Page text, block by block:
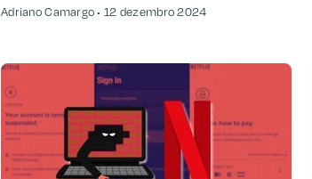
Adriano Camargo 12 dezembro 2024